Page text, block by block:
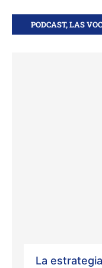
PODCAST, LAS
La